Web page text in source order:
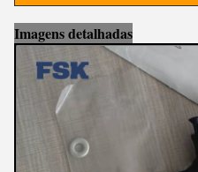
Imagens detalhadas